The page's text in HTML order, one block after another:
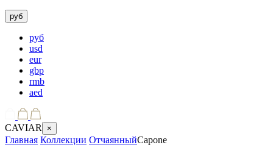
руб
руб
usd
eur
gbp
rmb
aed
CAVIAR ×
Главная Коллекции ОтчаянныйCapone